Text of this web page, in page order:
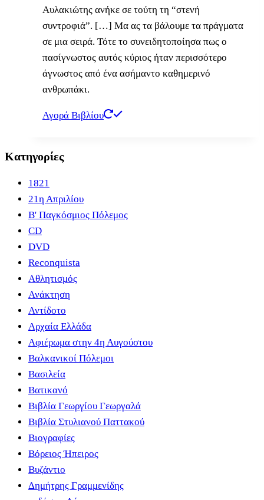
Αυλακιώτης ανήκε σε τούτη τη “στενή
συντροφιά”. […] Μα ας τα βάλουμε τα πράγματα
σε μια σειρά. Τότε το συνειδητοποίησα πως ο
πασίγνωστος αυτός κύριος ήταν περισσότερο
άγνωστος από ένα ασήμαντο καθημερινό
ανθρωπάκι.
Αγορά Βιβλίου
Κατηγορίες
1821
21η Απριλίου
B' Παγκόσμιος Πόλεμος
CD
DVD
Reconquista
Αθλητισμός
Ανάκτηση
Αντίδοτο
Αρχαία Ελλάδα
Αφιέρωμα στην 4η Αυγούστου
Βαλκανικοί Πόλεμοι
Βασιλεία
Βατικανό
Βιβλία Γεωργίου Γεωργαλά
Βιβλία Στυλιανού Παττακού
Βιογραφίες
Βόρειος Ήπειρος
Βυζάντιο
Δημήτρης Γραμμενίδης